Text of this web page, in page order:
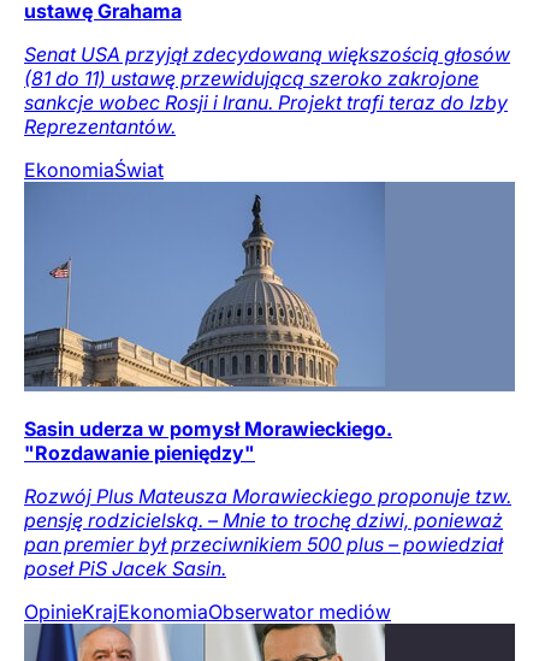
ustawę Grahama
Senat USA przyjął zdecydowaną większością głosów
(81 do 11) ustawę przewidującą szeroko zakrojone
sankcje wobec Rosji i Iranu. Projekt trafi teraz do Izby
Reprezentantów.
EkonomiaŚwiat
Sasin uderza w pomysł Morawieckiego.
"Rozdawanie pieniędzy"
Rozwój Plus Mateusza Morawieckiego proponuje tzw.
pensję rodzicielską. – Mnie to trochę dziwi, ponieważ
pan premier był przeciwnikiem 500 plus – powiedział
poseł PiS Jacek Sasin.
OpinieKrajEkonomiaObserwator mediów